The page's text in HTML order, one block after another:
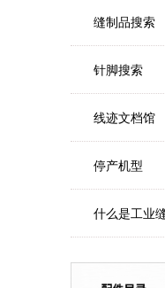
缝制品搜索
针脚搜索
线迹文档馆
停产机型
什么是工业